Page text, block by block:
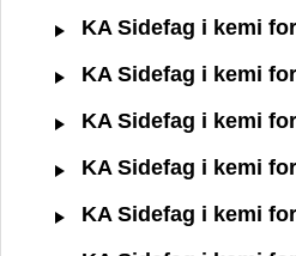
KA Sidefag i kemi
KA Sidefag i kemi
KA Sidefag i kemi
KA Sidefag i kemi
KA Sidefag i kemi